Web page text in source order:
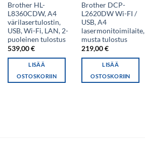
Brother HL-
L8360CDW, A4
värilasertulostin,
USB, Wi-Fi, LAN, 2-
puoleinen tulostus
539,00€
LISÄÄ
OSTOSKORIIN
Brother DCP-
L2620DW Wi-FI /
USB, A4
lasermonitoimilaite,
musta tulostus
219,00€
LISÄÄ
OSTOSKORIIN